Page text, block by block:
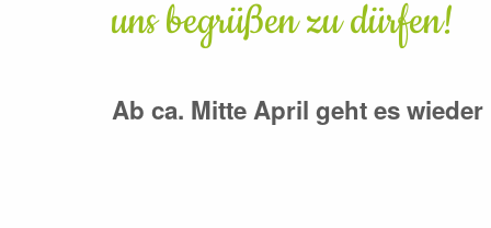
uns begrüßen zu dürfen!
Ab ca. Mitte April geht es